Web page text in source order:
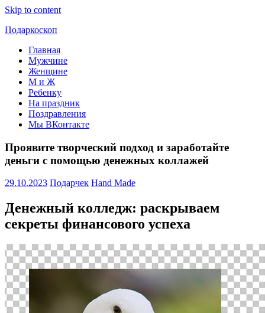
Skip to content
Подаркоскоп
Поможем
выбрать
подарить
Главная
Мужчине
Женщине
М и Ж
Ребенку
На праздник
Поздравления
Мы ВКонтакте
Проявите творческий подход и заработайте
деньги с помощью денежных коллажей
29.10.2023 Подарчек Hand Made
Денежный колледж: раскрываем
секреты финансового успеха